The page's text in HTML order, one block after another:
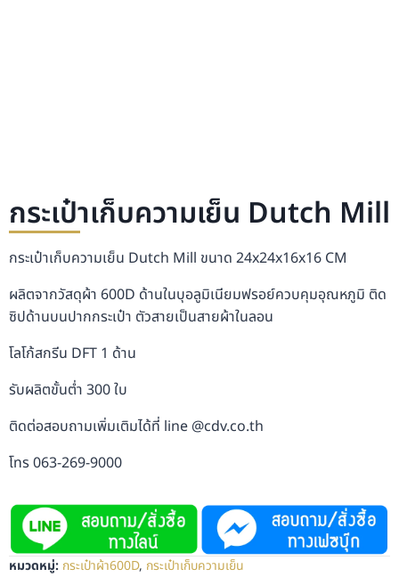
กระเป๋าเก็บความเย็น Dutch Mill
กระเป๋าเก็บความเย็น Dutch Mill ขนาด 24x24x16x16 CM
ผลิตจากวัสดุผ้า 600D ด้านในบุอลูมิเนียมฟรอย์ควบคุมอุณหภูมิ ติด
ซิปด้านบนปากกระเป๋า ตัวสายเป็นสายผ้าในลอน
โลโก้สกรีน DFT 1 ด้าน
รับผลิตขั้นต่ำ 300 ใบ
ติดต่อสอบถามเพิ่มเติมได้ที่ line @cdv.co.th
โทร 063-269-9000
หมวดหมู่: กระเป๋าผ้า600D, กระเป๋าเก็บความเย็น